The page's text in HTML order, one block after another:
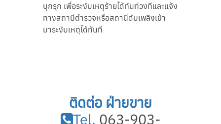
บุกรุก เพื่อระงับเหตุร้ายได้ทันท่วงทีและแจ้ง
ทางสถานีตำรวจหรือสถานีดับเพลิงเข้า
มาระงับเหตุได้ทันที
ติดต่อ ฝ่ายขาย
Tel. 063-903-